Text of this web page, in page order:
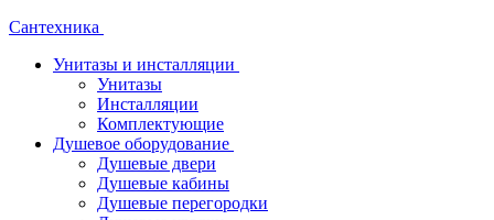
Сантехника
Унитазы и инсталляции
Унитазы
Инсталляции
Комплектующие
Душевое оборудование
Душевые двери
Душевые кабины
Душевые перегородки